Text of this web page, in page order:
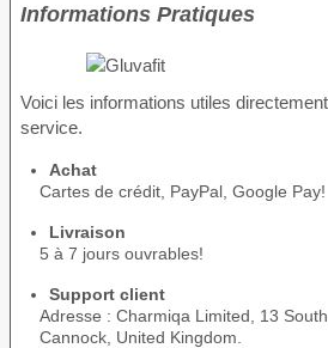
Informations Pratiques
Voici les informations utiles
service.
Achat
Cartes de crédit, PayPal, Google Pay!
Livraison
5 à 7 jours ouvrables!
Support client
Adresse : Charmiqa Limited, 13
Cannock, United Kingdom.